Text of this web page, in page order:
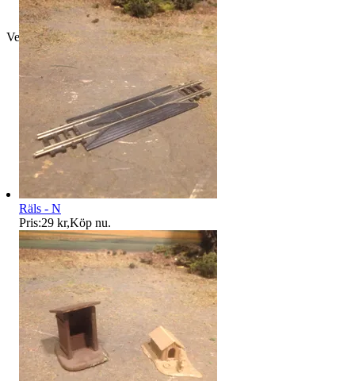
Verifierad
Räls - N
Pris:29 kr,Köp nu.